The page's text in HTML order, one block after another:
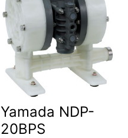
Yamada NDP-
20BPS